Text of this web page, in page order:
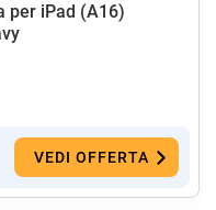
per iPad (A16)
VEDI OFFERTA